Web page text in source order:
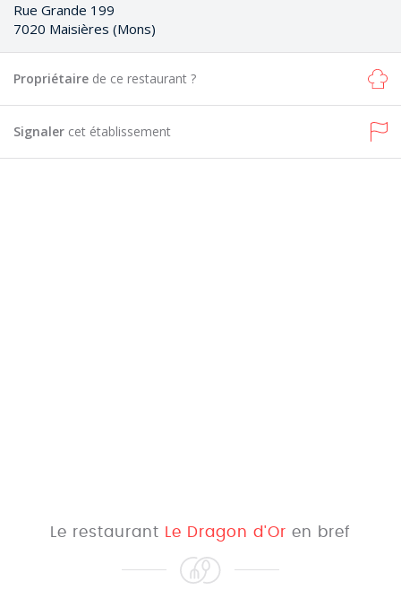
Rue Grande 199
7020 Maisières (Mons)
Propriétaire de ce restaurant ?
Signaler cet établissement
Le restaurant Le Dragon d'Or en bref